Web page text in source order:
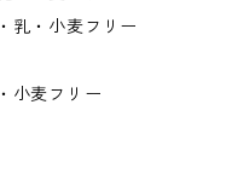
乳・小麦フリー
小麦フリー